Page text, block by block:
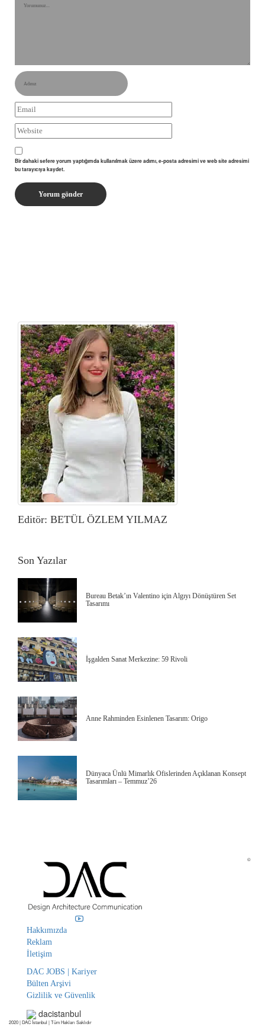
Bir dahaki sefere yorum yaptığımda kullanılmak üzere adımı, e-posta adresimi ve web site adresimi
bu tarayıcıya kaydet.
Editör: BETÜL ÖZLEM YILMAZ
Son Yazılar
Bureau Betak’ın Valentino için Algıyı Dönüştüren Set
Tasarımı
İşgalden Sanat Merkezine: 59 Rivoli
Anne Rahminden Esinlenen Tasarım: Origo
Dünyaca Ünlü Mimarlık Ofislerinden Açıklanan Konsept
Tasarımları – Temmuz’26
Hakkımızda
Reklam
İletişim
DAC JOBS | Kariyer
Bülten Arşivi
Gizlilik ve Güvenlik
dacistanbul
©
2020 | DAC İstanbul | Tüm Hakları Saklıdır